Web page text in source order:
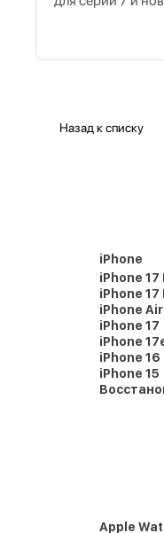
Назад к списку
iPhone
iPhone 17
iPhone 17
iPhone Air
iPhone 17
iPhone
iPhone 16
iPhone 15
Apple